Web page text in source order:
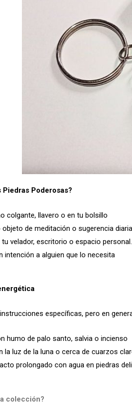
Piedras Poderosas?
colgante, llavero o en tu bolsillo
de meditación o sugerencia diaria
velador, escritorio o espacio personal.
intención a alguien que lo necesita
específicas, pero en
humo de palo santo, salvia o incienso
la luz de la luna o cerca de cuarzos
prolongado con agua en piedras
colección?